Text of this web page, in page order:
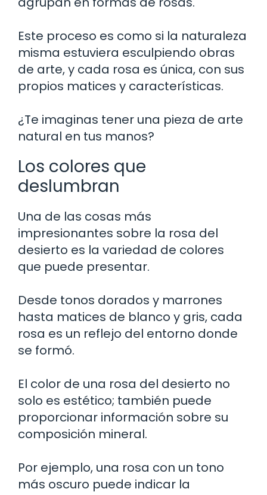
Este proceso es como si la naturaleza
misma estuviera esculpiendo obras
de arte, y cada rosa es única, con sus
propios matices y características.
¿Te imaginas tener una pieza de arte
natural en tus manos?
Los colores que
deslumbran
Una de las cosas más
impresionantes sobre la rosa del
desierto es la variedad de colores
que puede presentar.
Desde tonos dorados y marrones
hasta matices de blanco y gris, cada
rosa es un reflejo del entorno donde
se formó.
El color de una rosa del desierto no
solo es estético; también puede
proporcionar información sobre su
composición mineral.
Por ejemplo, una rosa con un tono
más oscuro puede indicar la